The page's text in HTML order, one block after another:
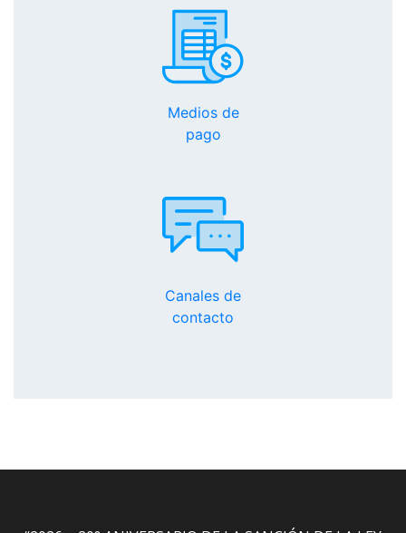
Medios de
pago
Canales de
contacto